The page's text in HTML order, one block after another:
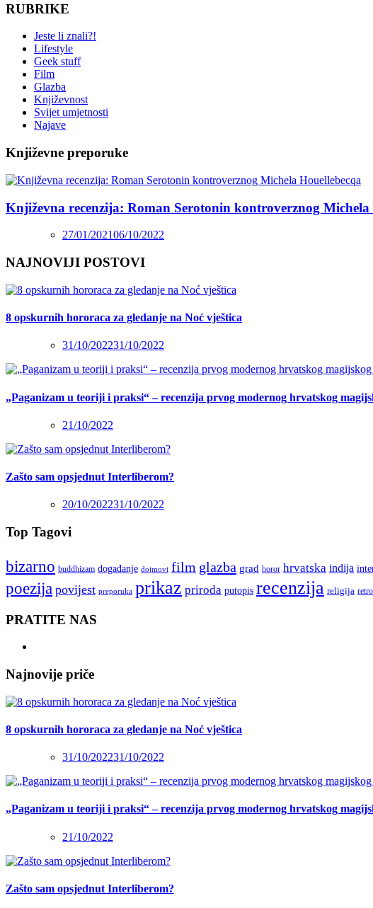
RUBRIKE
Jeste li znali?!
Lifestyle
Geek stuff
Film
Glazba
Književnost
Svijet umjetnosti
Najave
Književne preporuke
Književna recenzija: Roman Serotonin kontroverznog Michela
27/01/202106/10/2022
NAJNOVIJI POSTOVI
8 opskurnih hororaca za gledanje na Noć vještica
31/10/202231/10/2022
„Paganizam u teoriji i praksi“ – recenzija prvog modernog hrvatskog
21/10/2022
Zašto sam opsjednut Interliberom?
20/10/202231/10/2022
Top Tagovi
bizarno buddhizam događanje dojmovi film glazba grad horor hrvatska indija
poezija povijest preporuka prikaz priroda putopis recenzija religija retro
PRATITE NAS
Najnovije priče
8 opskurnih hororaca za gledanje na Noć vještica
31/10/202231/10/2022
„Paganizam u teoriji i praksi“ – recenzija prvog modernog hrvatskog
21/10/2022
Zašto sam opsjednut Interliberom?